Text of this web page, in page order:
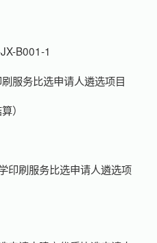
B001-1
服务比选申请人遴选项目
）
印刷服务比选申请人遴选项